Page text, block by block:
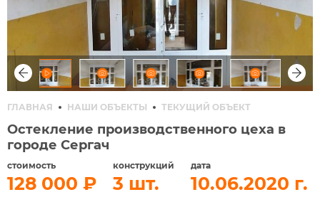
ГЛАВНАЯ НАШИ ОБЪЕКТЫ ТЕКУЩИЙ ОБЪЕКТ
Остекление производственного цеха в
городе Сергач
стоимость
128 000
конструкций
3
дата
10.06.2020